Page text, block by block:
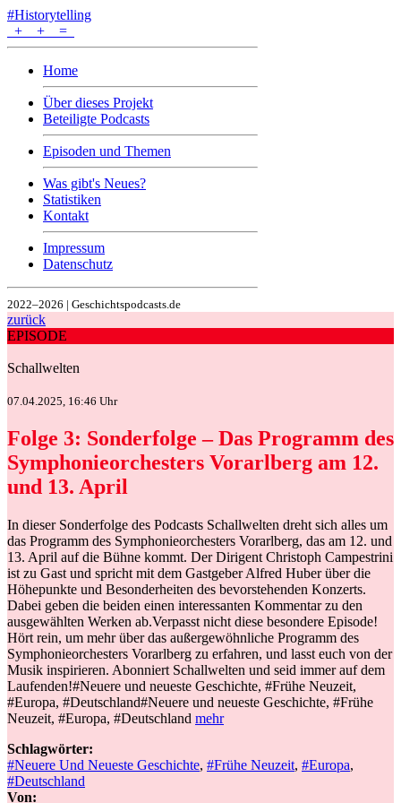
#Historytelling
+
+ =
Home
Über dieses Projekt
Beteiligte Podcasts
Episoden und Themen
Was gibt's Neues?
Statistiken
Kontakt
Impressum
Datenschutz
2022–2026 | Geschichtspodcasts.de
zurück
EPISODE
Schallwelten
07.04.2025, 16:46 Uhr
Folge 3: Sonderfolge – Das Programm des
Symphonieorchesters Vorarlberg am 12.
und 13. April
In dieser Sonderfolge des Podcasts Schallwelten dreht sich alles um
das Programm des Symphonieorchesters Vorarlberg, das am 12. und
13. April auf die Bühne kommt. Der Dirigent Christoph Campestrini
ist zu Gast und spricht mit dem Gastgeber Alfred Huber über die
Höhepunkte und Besonderheiten des bevorstehenden Konzerts.
Dabei geben die beiden einen interessanten Kommentar zu den
ausgewählten Werken ab.Verpasst nicht diese besondere Episode!
Hört rein, um mehr über das außergewöhnliche Programm des
Symphonieorchesters Vorarlberg zu erfahren, und lasst euch von der
Musik inspirieren. Abonniert Schallwelten und seid immer auf dem
Laufenden!#Neuere und neueste Geschichte, #Frühe Neuzeit,
#Europa, #Deutschland#Neuere und neueste Geschichte, #Frühe
Neuzeit, #Europa, #Deutschland mehr
Schlagwörter:
#Neuere Und Neueste Geschichte, #Frühe Neuzeit, #Europa,
#Deutschland
Von: